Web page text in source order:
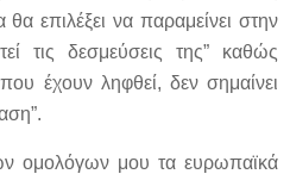
θα επιλέξει να παραμείνει στην
τις δεσμεύσεις της” καθώς
έχουν ληφθεί, δεν σημαίνει
ομολόγων μου τα ευρωπαϊκά